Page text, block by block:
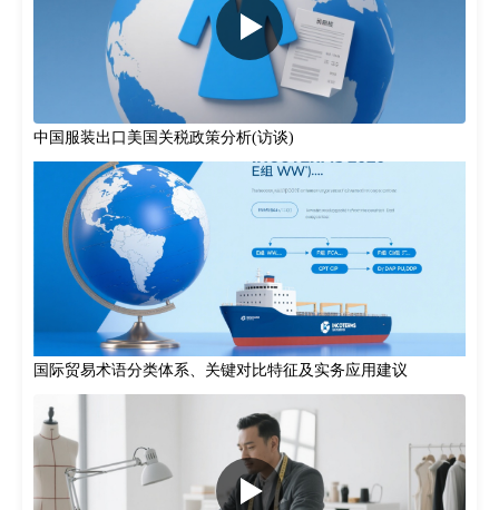
中国服装出口美国关税政策分析(访谈)
国际贸易术语分类体系、关键对比特征及实务应用建议